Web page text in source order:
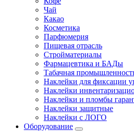
Чай
Какао
Косметика
Парфюмерия
Пищевая отрасль
Стройматериалы
Фармацевтика и БАДы
Табачная
Наклейки для фиксации
Наклейки
Наклейки и пломбы
Наклейки защитные
Наклейки с ЛОГО
Оборудование